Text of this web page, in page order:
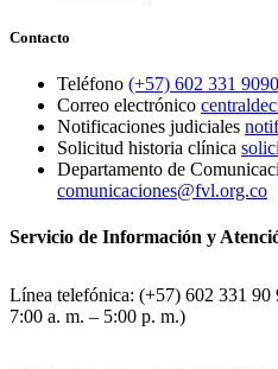
Contacto
Teléfono (+57) 602 331 9090
Correo electrónico
Notificaciones judiciales
Solicitud historia clínica
Departamento de
comunicaciones@fvl.org.co
Servicio de Información y
Línea telefónica: (+57) 602 331 90
7:00 a. m. – 5:00 p. m.)